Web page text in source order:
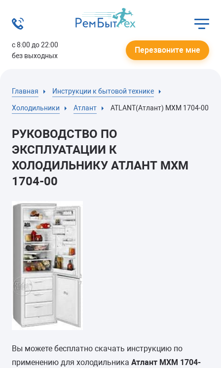
с 8:00 до 22:00
без выходных
Перезвоните мне
Главная Инструкции к бытовой технике
Холодильники Атлант ATLANT(Атлант) МХМ 1704-00
РУКОВОДСТВО ПО
ЭКСПЛУАТАЦИИ К
ХОЛОДИЛЬНИКУ АТЛАНТ МХМ
1704-00
Вы можете бесплатно скачать инструкцию по
применению для холодильника Атлант МХМ 1704-